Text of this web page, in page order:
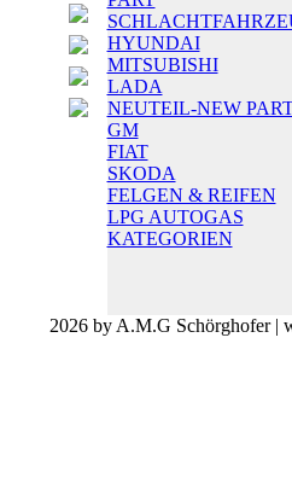
HYUNDAI
MITSUBISHI
LADA
NEUTEIL-NEW
GM
FIAT
SKODA
FELGEN & REIFEN
LPG AUTOGAS
KATEGORIEN
2026 by A.M.G Schörghofer |